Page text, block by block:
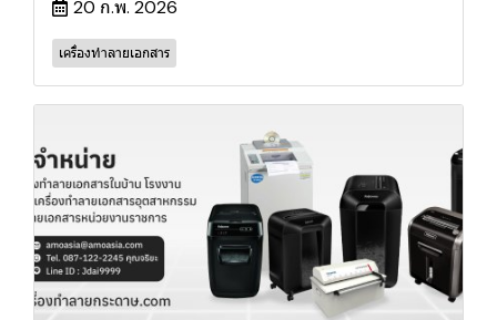
20 ก.พ. 2026
เครื่องทำลายเอกสาร